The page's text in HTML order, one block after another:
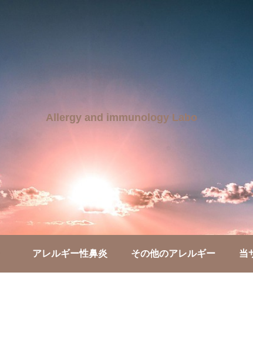
Allergy and immunology Labo
アレルギー性鼻炎 その他のアレルギー 当